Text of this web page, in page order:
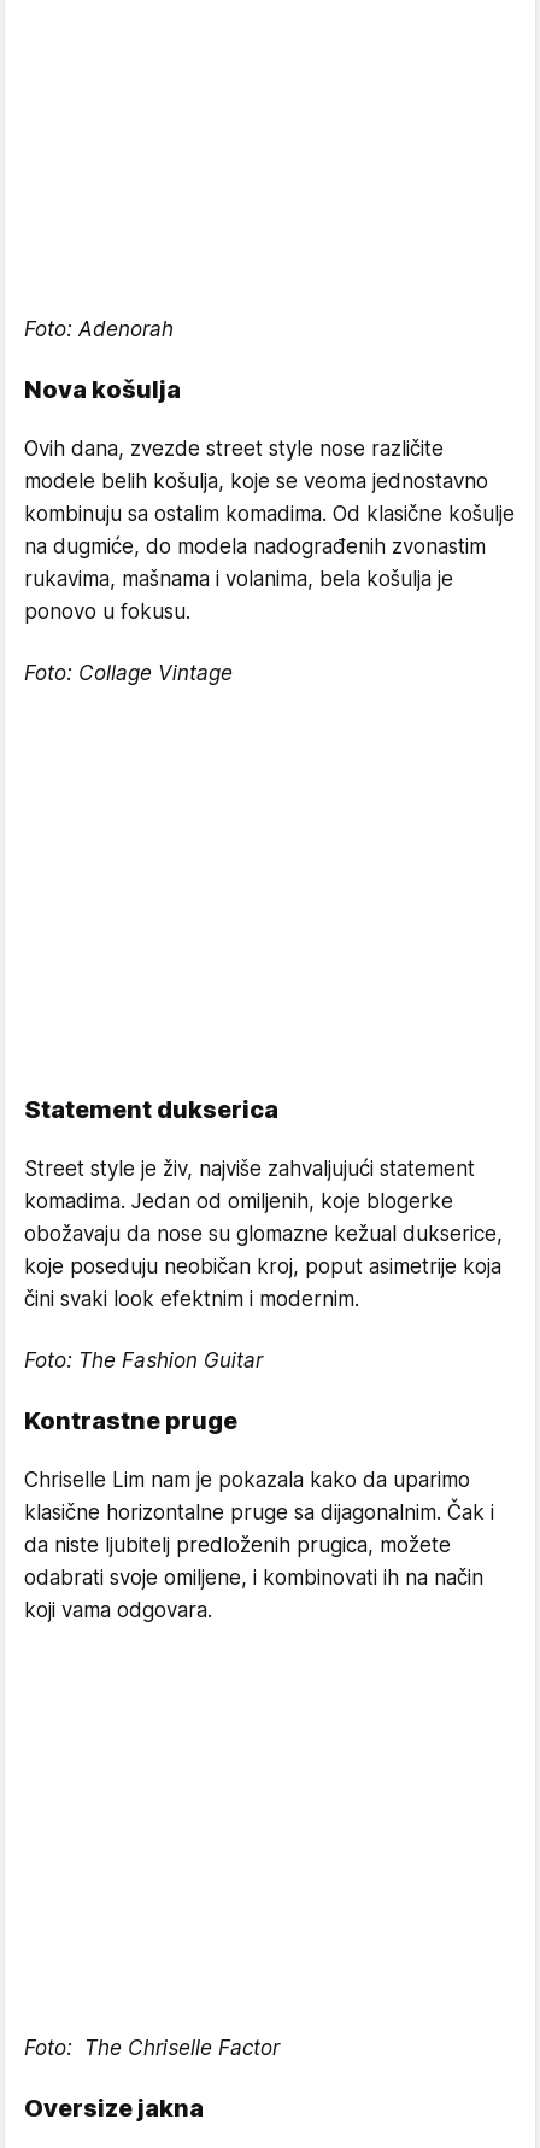
Foto: Adenorah
Nova košulja
Ovih dana, zvezde street style nose različite
modele belih košulja, koje se veoma jednostavno
kombinuju sa ostalim komadima. Od klasične košulje
na dugmiće, do modela nadograđenih zvonastim
rukavima, mašnama i volanima, bela košulja je
ponovo u fokusu.
Foto: Collage Vintage
Statement dukserica
Street style je živ, najviše zahvaljujući statement
komadima. Jedan od omiljenih, koje blogerke
obožavaju da nose su glomazne kežual dukserice,
koje poseduju neobičan kroj, poput asimetrije koja
čini svaki look efektnim i modernim.
Foto: The Fashion Guitar
Kontrastne pruge
Chriselle Lim nam je pokazala kako da uparimo
klasične horizontalne pruge sa dijagonalnim. Čak i
da niste ljubitelj predloženih prugica, možete
odabrati svoje omiljene, i kombinovati ih na način
koji vama odgovara.
Foto: The Chriselle Factor
Oversize jakna